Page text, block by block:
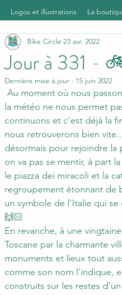
Logos et illustrations La
Jour à 331 -
Bike Circle 23 avr. 2022
Dernière mise à jour : 15 juin 2022
la météo ne nous permet
continuons et c'est déjà la
nous retrouverons bien
désormais pour rejoindre la
on va pas se mentir, à part
le piazza dei miracoli et la
regroupement étonnant de
un symbole de l'Italie qui
🙌🏻
En revanche, à une
Toscane par la charmante
monuments et lieux tout
comme son nom l'indique,
construits sur les restes